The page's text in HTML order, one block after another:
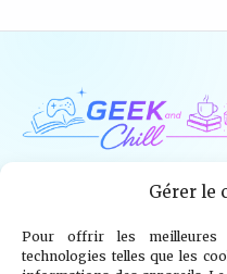
Gérer le
Pour offrir les meilleures
technologies telles que les
Jeux Vidéo Tech